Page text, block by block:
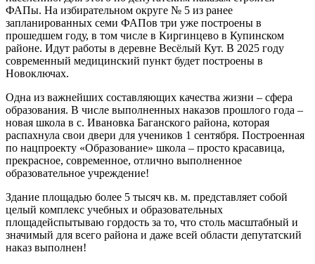
ФАПы. На избирательном округе № 5 из ранее
запланированных семи ФАПов три уже построены в
прошедшем году, в том числе в Киргинцево в Купинском
районе. Идут работы в деревне Весёлый Кут. В 2025 году
современный медицинский пункт будет построены в
Новоключах.
Одна из важнейших составляющих качества жизни – сфера
образования. В числе выполненных наказов прошлого года –
новая школа в с. Ивановка Баганского района, которая
распахнула свои двери для учеников 1 сентября. Построенная
по нацпроекту «Образование» школа – просто красавица,
прекрасное, современное, отлично выполненное
образовательное учреждение!
Здание площадью более 5 тысяч кв. м. представляет собой
целый комплекс учебных и образовательных
площадейспытываю гордость за то, что столь масштабный и
значимый для всего района и даже всей области депутатский
наказ выполнен!